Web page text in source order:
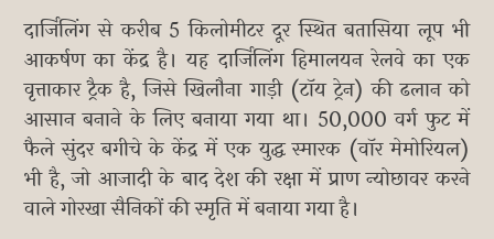
दार्जिलिंग से करीब 5 किलोमीटर दूर स्थित बतासिया लूप भी
आकर्षण का केंद्र है। यह दार्जिलिंग हिमालयन रेलवे का एक
वृत्ताकार ट्रैक है, जिसे खिलौना गाड़ी (टॉय ट्रेन) की ढलान को
आसान बनाने के लिए बनाया गया था। 50,000 वर्ग फुट में
फैले सुंदर बगीचे के केंद्र में एक युद्ध स्मारक (वॉर मेमोरियल)
भी है, जो आजादी के बाद देश की रक्षा में प्राण न्योछावर करने
वाले गोरखा सैनिकों की स्मृति में बनाया गया है।